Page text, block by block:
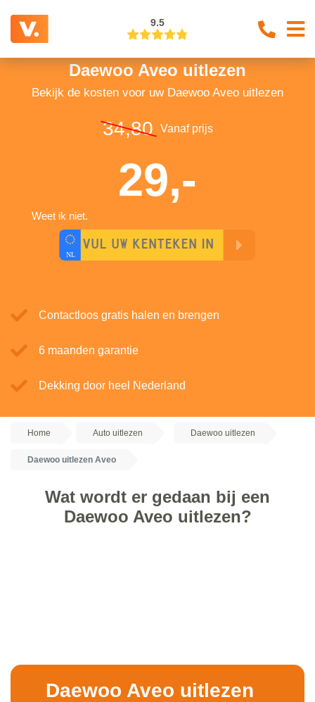
9.5
Daewoo Aveo uitlezen
Bekijk de kosten voor uw Daewoo Aveo uitlezen
34,80 Vanaf prijs
29,-
Weet ik niet.
Contactloos gratis halen en brengen
6 maanden garantie
Dekking door heel Nederland
Home Auto uitlezen Daewoo uitlezen
Daewoo uitlezen Aveo
Wat wordt er gedaan bij een
Daewoo Aveo uitlezen?
Daewoo Aveo uitlezen